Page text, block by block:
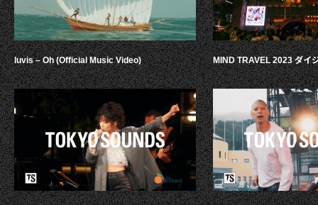
luvis – Oh (Official Music Video) MIND TRAVEL 2023 ダイ